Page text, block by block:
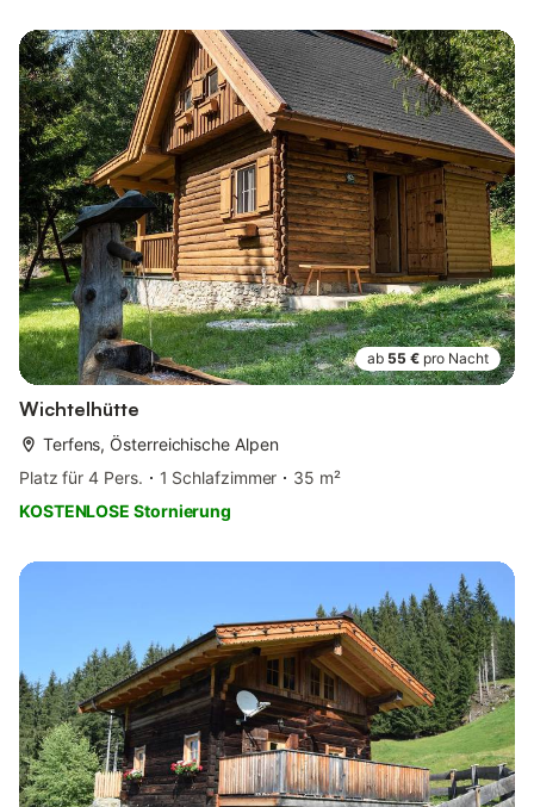
ab 55 € pro Nacht
Wichtelhütte
Terfens, Österreichische Alpen
Platz für 4 Pers.
1 Schlafzimmer
35 m²
KOSTENLOSE Stornierung